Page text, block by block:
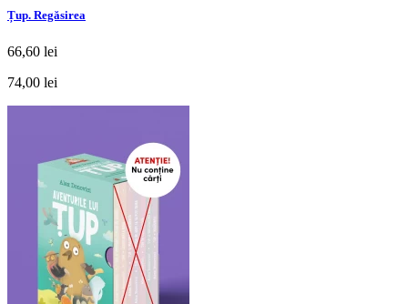
Țup. Regăsirea
66,60 lei
74,00 lei